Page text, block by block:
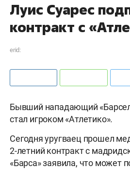
Луис Суарес
контракт с
erid:
Бывший нападающий
стал игроком «Атлетико».
Сегодня уругваец прошел
2-летний контракт с
«Барса» заявила, что может